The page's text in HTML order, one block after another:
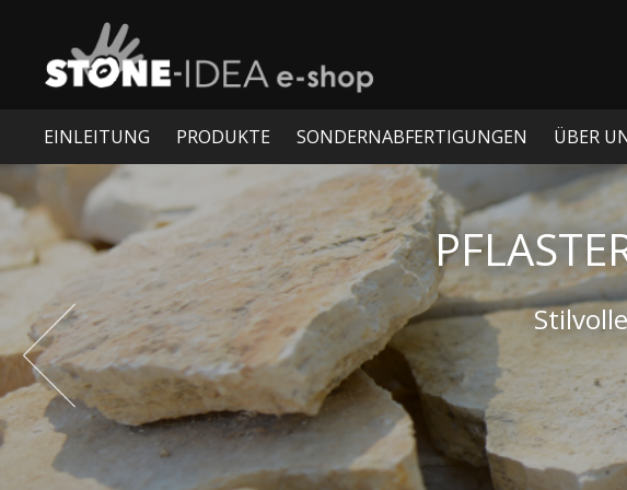
EINLEITUNG PRODUKTE SONDERNABFERTIGUNGEN ÜBER
KIESELSTEINE,
Originelle
Prev